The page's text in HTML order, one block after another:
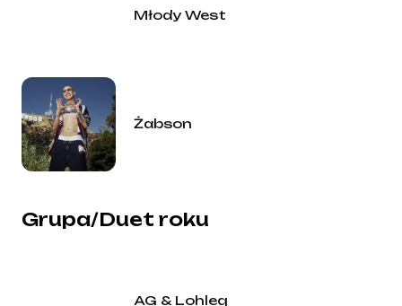
Młody West
Żabson
Grupa/Duet roku
AG & Lohleq